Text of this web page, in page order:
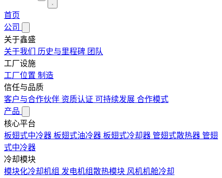
首页
公司
关于鑫盛
关于我们 历史与里程碑 团队
工厂设施
工厂位置 制造
信任与品质
客户与合作伙伴 资质认证 可持续发展 合作模式
产品
核心平台
板翅式中冷器 板翅式油冷器 板翅式冷却器 管翅式散热器 管翅
式中冷器
冷却模块
模块化冷却机组 发电机组散热模块 风机机舱冷却